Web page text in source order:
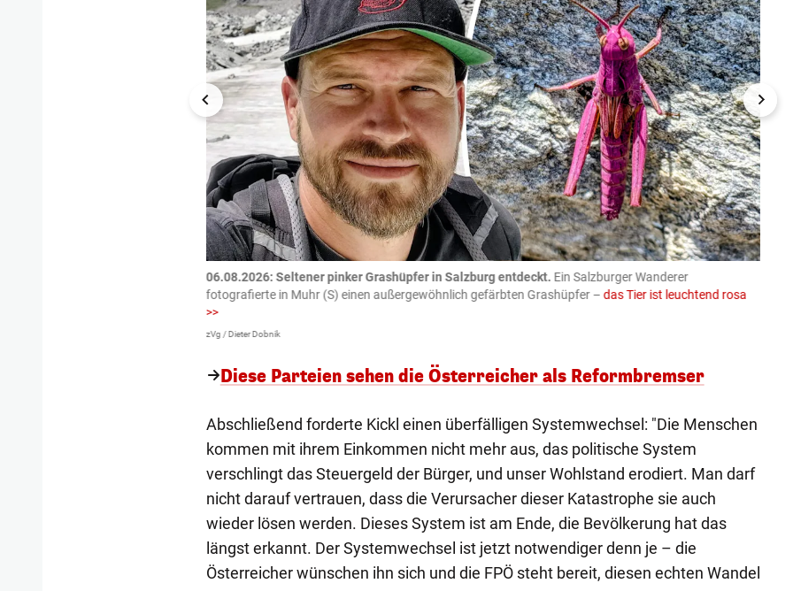
06.08.2026: Seltener pinker Grashüpfer in Salzburg entdeckt. Ein Salzburger Wanderer
fotografierte in Muhr (S) einen außergewöhnlich gefärbten Grashüpfer – das Tier ist leuchtend rosa
>>
zVg / Dieter Dobnik
Diese Parteien sehen die Österreicher als Reformbremser
Abschließend forderte Kickl einen überfälligen Systemwechsel: "Die Menschen
kommen mit ihrem Einkommen nicht mehr aus, das politische System
verschlingt das Steuergeld der Bürger, und unser Wohlstand erodiert. Man darf
nicht darauf vertrauen, dass die Verursacher dieser Katastrophe sie auch
wieder lösen werden. Dieses System ist am Ende, die Bevölkerung hat das
längst erkannt. Der Systemwechsel ist jetzt notwendiger denn je – die
Österreicher wünschen ihn sich und die FPÖ steht bereit, diesen echten Wandel